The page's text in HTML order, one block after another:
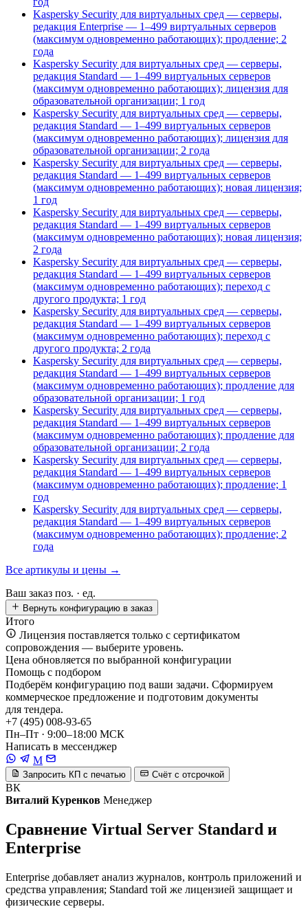
Kaspersky Security для виртуальных сред — серверы,
редакция Enterprise — 1–499 виртуальных серверов
(максимум одновременно работающих); продление; 2
года
Kaspersky Security для виртуальных сред — серверы,
редакция Standard — 1–499 виртуальных серверов
(максимум одновременно работающих); лицензия для
образовательной организации; 1 год
Kaspersky Security для виртуальных сред — серверы,
редакция Standard — 1–499 виртуальных серверов
(максимум одновременно работающих); лицензия для
образовательной организации; 2 года
Kaspersky Security для виртуальных сред — серверы,
редакция Standard — 1–499 виртуальных серверов
(максимум одновременно работающих); новая лицензия;
1 год
Kaspersky Security для виртуальных сред — серверы,
редакция Standard — 1–499 виртуальных серверов
(максимум одновременно работающих); новая лицензия;
2 года
Kaspersky Security для виртуальных сред — серверы,
редакция Standard — 1–499 виртуальных серверов
(максимум одновременно работающих); переход с
другого продукта; 1 год
Kaspersky Security для виртуальных сред — серверы,
редакция Standard — 1–499 виртуальных серверов
(максимум одновременно работающих); переход с
другого продукта; 2 года
Kaspersky Security для виртуальных сред — серверы,
редакция Standard — 1–499 виртуальных серверов
(максимум одновременно работающих); продление для
образовательной организации; 1 год
Kaspersky Security для виртуальных сред — серверы,
редакция Standard — 1–499 виртуальных серверов
(максимум одновременно работающих); продление для
образовательной организации; 2 года
Kaspersky Security для виртуальных сред — серверы,
редакция Standard — 1–499 виртуальных серверов
(максимум одновременно работающих); продление; 1
год
Kaspersky Security для виртуальных сред — серверы,
редакция Standard — 1–499 виртуальных серверов
(максимум одновременно работающих); продление; 2
года
Все артикулы и цены →
Ваш заказ поз. · ед.
Вернуть конфигурацию в заказ
Итого
Лицензия поставляется только с сертификатом
сопровождения — выберите уровень.
Цена обновляется по выбранной конфигурации
Помощь с подбором
Подберём конфигурацию под ваши задачи. Сформируем
коммерческое предложение и подготовим документы
для тендера.
+7 (495) 008-93-65
Пн–Пт · 9:00–18:00 МСК
Написать в мессенджер
M
Запросить КП с печатью Счёт с отсрочкой
ВК
Виталий Куренков Менеджер
Сравнение Virtual Server Standard и
Enterprise
Enterprise добавляет анализ журналов, контроль приложений и
средства управления; Standard той же лицензией защищает и
физические серверы.